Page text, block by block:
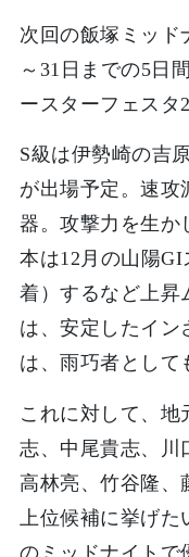
次回の飯塚ミッド
～31日までの5日
ースターフェスタ
S級は伊勢崎の吉
が出場予定。速攻
器。攻撃力を生か
本は12月の山陽
着）するなど上昇
は、安定したイン
は、雨巧者として
これに対して、地
志、中尾貴志、川
高林亮、竹谷隆、
上位候補に挙げ
のミッドナイトで